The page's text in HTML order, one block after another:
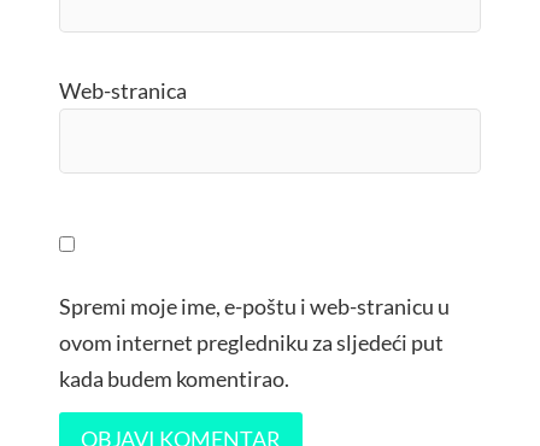
Web-stranica
Spremi moje ime, e-poštu i web-stranicu u
ovom internet pregledniku za sljedeći put
kada budem komentirao.